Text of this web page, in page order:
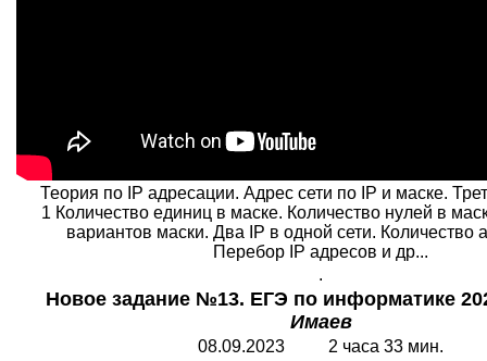
Теория по IP адресации. Адрес сети по IP и маске.
1 Количество единиц в маске. Количество нулей в
вариантов маски. Два IP в одной сети. Количество
Перебор IP адресов и др...
.
Новое задание №13. ЕГЭ по информатике
Имаев
08.09.2023 2 часа 33 мин.